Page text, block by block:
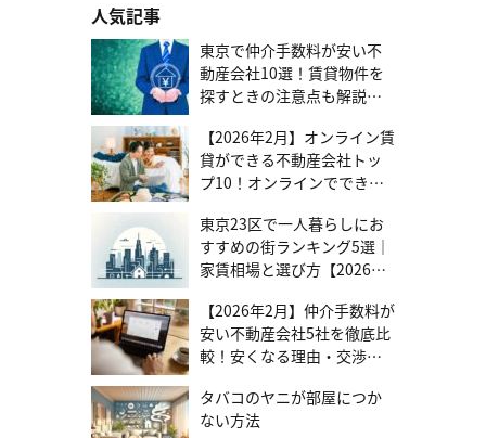
担を抑えられる当初金利の低さ 2025年現在、変動金利は0.5%～、
全期間固定金利（フラット35など）は2%～と大きな差があります。
これにより生じる差額を教育費や資産形成に充てることで、生活に
ゆとりが生まれます。 出典：三菱UFJ銀行｜住宅ローン金利 出典：
住宅金融支援機構｜新機構団信付きの【フラット35】等の借入金利
水準（2025年6月） 低金利が続けば総返済額が少なくなる 現在の低
金利が続けば、変動金利は総返済額を抑えられる選択肢です。返済
額に占める利息の割合が少ないため、繰り上げ返済した分は元金の
返済に充てられ、効率的にローン残高を減らせます。繰り上げ返済
には、目的に応じて選べる2つの方法があります。・期間短縮型：毎
月の返済額はそのままに、完済までの期間を短くする・返済額軽減
型：返済期間はそのままに、毎月の返済額を軽くする 買える物件の
選択肢が広がる可能性 住宅ローン審査では「返済負担率」（年収に
占める年間返済額の割合）が重視されます。変動金利は適用金利が
低く月々の返済額が抑えられるため、同じ年収でも借入可能額が増
える可能性があります。返済額をさらに抑えたい方は、中古物件が
おすすめです。新築より価格が抑えられるため、同じご予算でより
広い間取りや立地の良い物件など、選択肢が広がります。中古マン
ション選びのポイントや注意点について詳しく知りたい方は、ぜひ
こちらの記事もご覧ください。▶中古マンション購入で失敗しない
完全ガイド｜メリット・デメリットから賢い資金計画、内見のポイ
ントまで徹底解説 安易な選択は危険！変動金利が抱える3つのデメ
人気記事
東京で仲介手数料が安い不
動産会社10選！賃貸物件を
探すときの注意点も解説
【2026年2月】オンライン賃
貸ができる不動産会社トッ
プ10！オンラインでできる
東京23区で一人暮らしにお
すすめの街ランキング5選｜
家賃相場と選び方【2026年
【2026年2月】仲介手数料が
安い不動産会社5社を徹底比
較！安くなる理由・交渉す
タバコのヤニが部屋につか
ない方法